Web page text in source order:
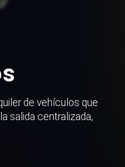
de vehículos que
salida centralizada,